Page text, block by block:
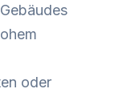
oder